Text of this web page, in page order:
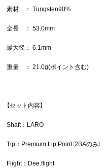
素材 ： Tungsten90%
全長 ： 53.0mm
最大径： 6.1mm
重量 ： 21.0g(ポイント含む)
【セット内容】
Shaft：LARO
Tip：Premium Lip Point（2BAのみ）
Flight：Dee.flight